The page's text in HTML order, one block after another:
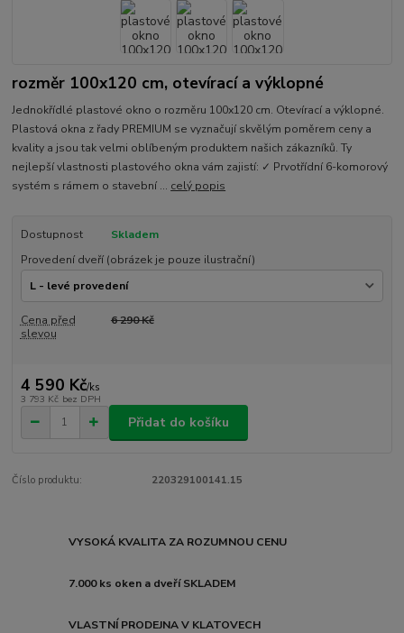
rozměr 100x120 cm, otevírací a výklopné
Jednokřídlé plastové okno o rozměru 100x120 cm. Otevírací a výklopné.
Plastová okna z řady PREMIUM se vyznačují skvělým poměrem ceny a
kvality a jsou tak velmi oblíbeným produktem našich zákazníků. Ty
nejlepší vlastnosti plastového okna vám zajistí: ✓ Prvotřídní 6-komorový
systém s rámem o stavební ... celý popis
Dostupnost
Skladem
Provedení dveří (obrázek je pouze ilustrační)
Cena před
slevou
6 290 Kč
4 590 Kč/ks
3 793 Kč bez DPH
Přidat do košíku
Číslo produktu: 220329100141.15
VYSOKÁ KVALITA ZA ROZUMNOU CENU
7.000 ks oken a dveří SKLADEM
VLASTNÍ PRODEJNA V KLATOVECH